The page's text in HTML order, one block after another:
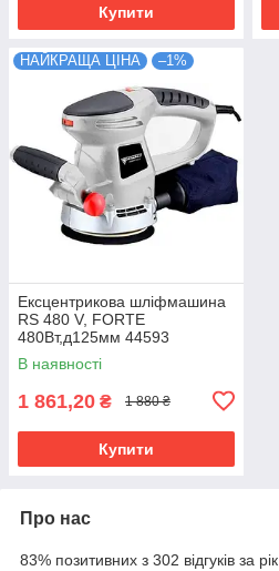
Купити
НАЙКРАЩА ЦІНА –1%
Ексцентрикова шліфмашина
RS 480 V, FORTE
480Вт,д125мм 44593
В наявності
1 861,20 ₴ 1 880 ₴
Купити
Про нас
83% позитивних з 302 відгуків за рік